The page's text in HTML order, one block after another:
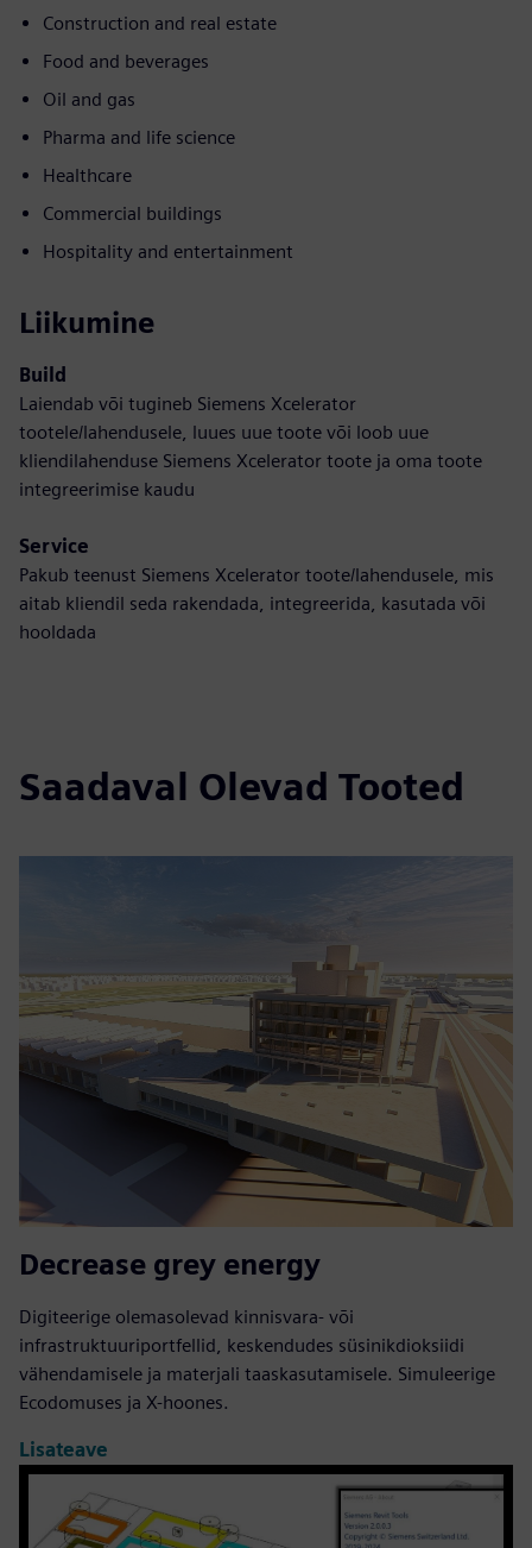
Construction and real estate
Food and beverages
Oil and gas
Pharma and life science
Healthcare
Commercial buildings
Hospitality and entertainment
Liikumine
Build
Laiendab või tugineb Siemens Xcelerator
tootele/lahendusele, luues uue toote või loob uue
kliendilahenduse Siemens Xcelerator toote ja oma toote
integreerimise kaudu
Service
Pakub teenust Siemens Xcelerator toote/lahendusele, mis
aitab kliendil seda rakendada, integreerida, kasutada või
hooldada
Saadaval Olevad Tooted
Decrease grey energy
Digiteerige olemasolevad kinnisvara- või
infrastruktuuriportfellid, keskendudes süsinikdioksiidi
vähendamisele ja materjali taaskasutamisele. Simuleerige
Ecodomuses ja X-hoones.
Lisateave